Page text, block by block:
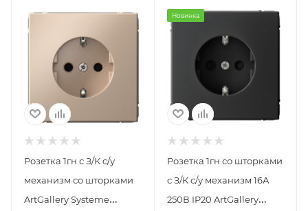
Розетка 1гн с З/К с/у
механизм со шторками
ArtGallery Systeme
Новинка
Розетка 1гн со шторками
с З/К с/у механизм 16А
250В IP20 ArtGallery